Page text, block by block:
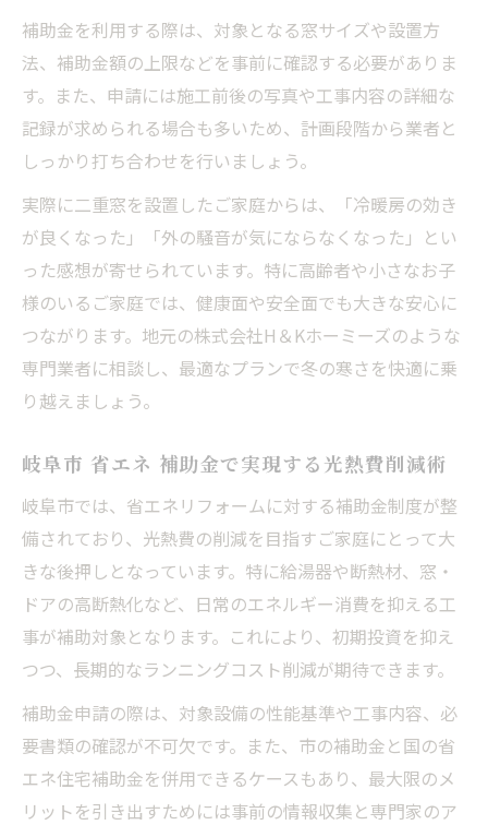
二重窓補助金 岐阜県での体験談と効果
岐阜市 バリア フリー 補助の実践的な活用法
岐阜市 耐震補助金と省エネ改修の実体験か
ら学ぶ
補助金を利用する際は、対象となる窓サイズや設置方
法、補助金額の上限などを事前に確認する必要がありま
す。また、申請には施工前後の写真や工事内容の詳細な
記録が求められる場合も多いため、計画段階から業者と
しっかり打ち合わせを行いましょう。
実際に二重窓を設置したご家庭からは、「冷暖房の効き
が良くなった」「外の騒音が気にならなくなった」とい
った感想が寄せられています。特に高齢者や小さなお子
様のいるご家庭では、健康面や安全面でも大きな安心に
つながります。地元の株式会社H＆Kホーミーズのような
専門業者に相談し、最適なプランで冬の寒さを快適に乗
り越えましょう。
岐阜市 省エネ 補助金で実現する光熱費削減術
岐阜市では、省エネリフォームに対する補助金制度が整
備されており、光熱費の削減を目指すご家庭にとって大
きな後押しとなっています。特に給湯器や断熱材、窓・
ドアの高断熱化など、日常のエネルギー消費を抑える工
事が補助対象となります。これにより、初期投資を抑え
つつ、長期的なランニングコスト削減が期待できます。
補助金申請の際は、対象設備の性能基準や工事内容、必
要書類の確認が不可欠です。また、市の補助金と国の省
エネ住宅補助金を併用できるケースもあり、最大限のメ
リットを引き出すためには事前の情報収集と専門家のア